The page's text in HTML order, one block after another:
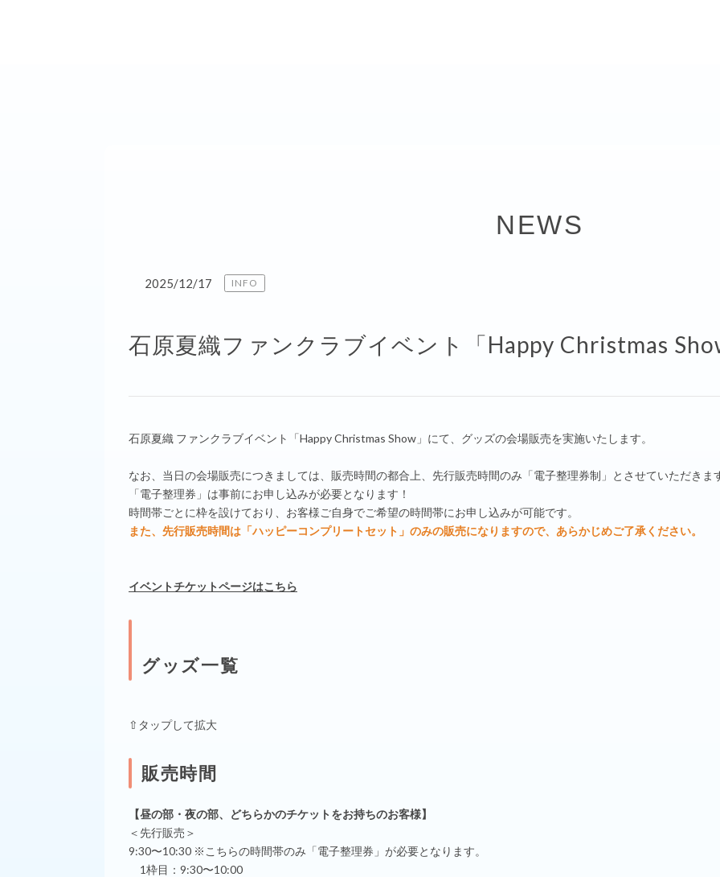
NEWS
2025/12/17 INFO
石原夏織ファンクラブイベント「Happy Christmas
石原夏織 ファンクラブイベント「Happy Christmas Show」にて、グッズの会場販売を実施いたします。
なお、当日の会場販売につきましては、販売時間の都合上、先行販売時間のみ「電子整理券制」とさせていただきま
「電子整理券」は事前にお申し込みが必要となります！
時間帯ごとに枠を設けており、お客様ご自身でご希望の時間帯にお申し込みが可能です。
また、先行販売時間は「ハッピーコンプリートセット」のみの販売になりますので、あらかじめご了承ください。
イベントチケットページはこちら
グッズ一覧
⇧タップして拡大
販売時間
【昼の部・夜の部、どちらかのチケットをお持ちのお客様】
＜先行販売＞
9:30〜10:30 ※こちらの時間帯のみ「電子整理券」が必要となります。
1枠目：9:30〜10:00